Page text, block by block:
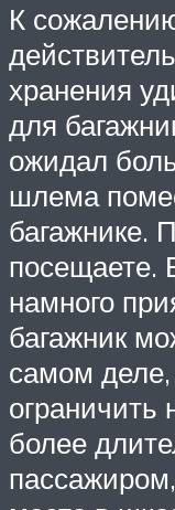
К
хранения
для
ожидал
шлема
багажнике.
посещаете.
намного
багажник
самом
ограничить
более